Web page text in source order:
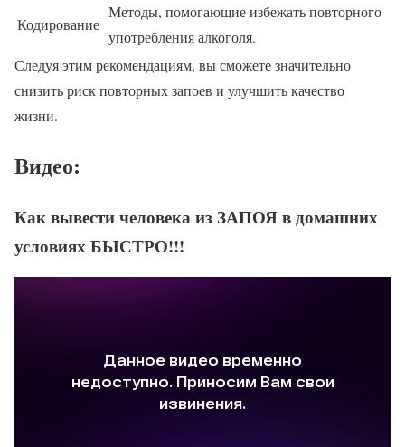
Кодирование
Методы, помогающие избежать повторного
употребления алкоголя.
Следуя этим рекомендациям, вы сможете значительно
снизить риск повторных запоев и улучшить качество
жизни.
Видео:
Как вывести человека из ЗАПОЯ в домашних
условиях БЫСТРО!!!